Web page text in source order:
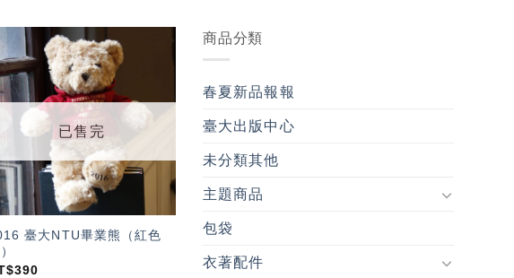
望輕
已售完
臺大NTU畢業熊（紅色
390
商品分類
春夏新品報報
臺大出版中心
未分類其他
主題商品
包袋
衣著配件